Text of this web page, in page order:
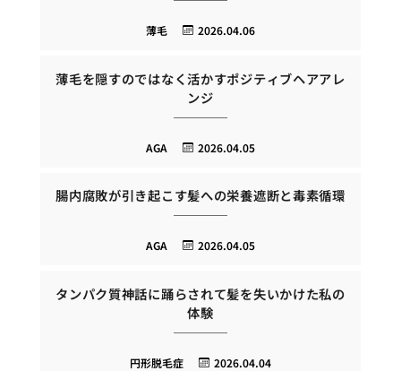
2026.04.06
薄毛
薄毛を隠すのではなく活かすポジティブヘアアレ
ンジ
2026.04.05
AGA
腸内腐敗が引き起こす髪への栄養遮断と毒素循環
2026.04.05
AGA
タンパク質神話に踊らされて髪を失いかけた私の
体験
2026.04.04
円形脱毛症